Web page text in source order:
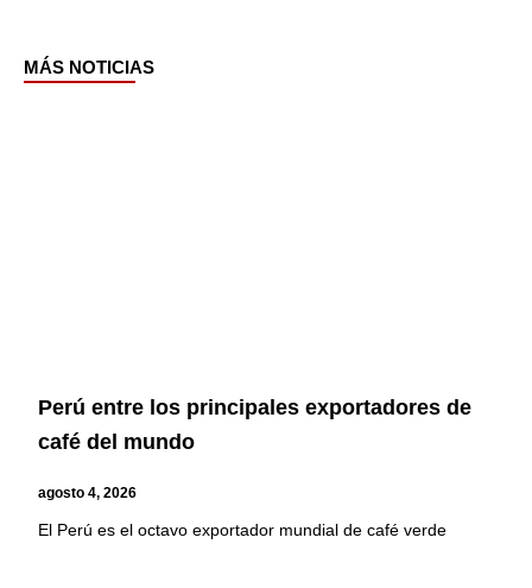
MÁS NOTICIAS
Perú entre los principales exportadores de
café del mundo
agosto 4, 2026
El Perú es el octavo exportador mundial de café verde